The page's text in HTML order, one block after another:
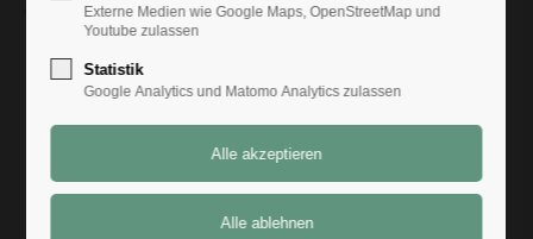
Zurück
Externe Medien wie Google Maps, OpenStreetMap und
Youtube zulassen
Statistik
Google Analytics und Matomo Analytics zulassen